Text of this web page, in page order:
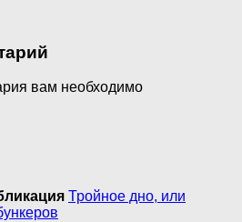
вам необходимо
Тройное дно, или